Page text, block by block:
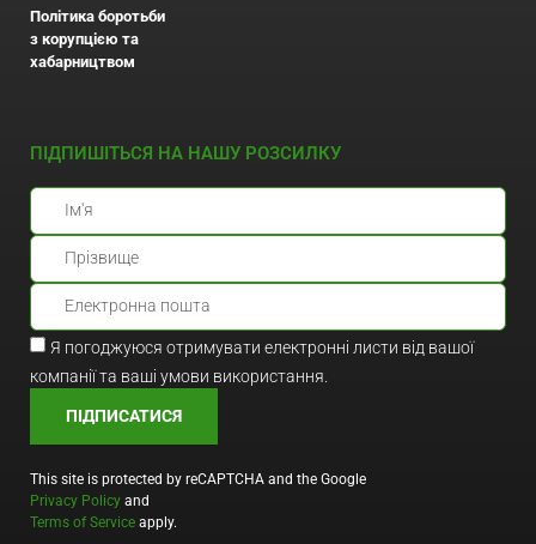
Політика боротьби
з корупцією та
хабарництвом
ПІДПИШІТЬСЯ НА НАШУ РОЗСИЛКУ
Я погоджуюся отримувати електронні листи від вашої
компанії та ваші умови використання.
ПІДПИСАТИСЯ
This site is protected by reCAPTCHA and the Google
Privacy Policy and
Terms of Service apply.